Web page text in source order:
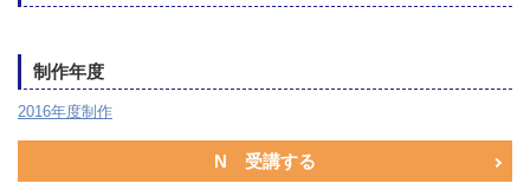
制作年度
2016年度制作
N 受講する